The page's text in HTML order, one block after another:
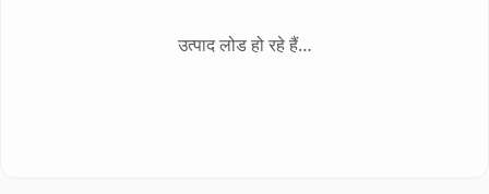
उत्पाद लोड हो रहे हैं…